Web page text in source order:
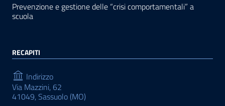
Prevenzione e gestione delle “crisi comportamentali” a
scuola
RECAPITI
Indirizzo
Via Mazzini, 62
41049, Sassuolo (MO)